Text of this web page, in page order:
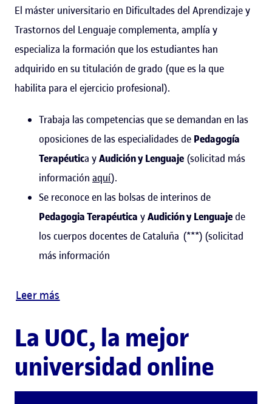
El máster universitario en Dificultades del Aprendizaje y
Trastornos del Lenguaje complementa, amplía y
especializa la formación que los estudiantes han
adquirido en su titulación de grado (que es la que
habilita para el ejercicio profesional).
Trabaja las competencias que se demandan en las
oposiciones de las especialidades de Pedagogía
Terapéutica yAudición y Lenguaje (solicitad más
información aquí).
Se reconoce en las bolsas de interinos de
Pedagogia Terapéutica yAudición y Lenguaje de
los cuerpos docentes de Cataluña (***) (solicitad
más información
Leer más
La UOC, la mejor
universidad online